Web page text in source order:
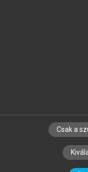
SZERZŐKNEK
Csak a